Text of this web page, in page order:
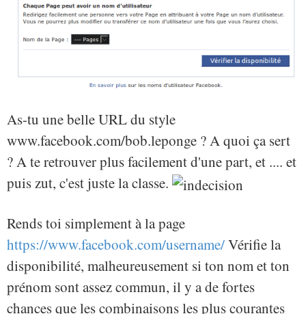
As-tu une belle URL du style
www.facebook.com/bob.leponge ? A quoi ça sert
? A te retrouver plus facilement d'une part, et .... et
puis zut, c'est juste la classe.
Rends toi simplement à la page
https://www.facebook.com/username/Vérifie la
disponibilité, malheureusement si ton nom et ton
prénom sont assez commun, il y a de fortes
chances que les combinaisons les plus courantes